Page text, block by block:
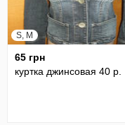
S, M
65 грн
куртка джинсовая 40 р.